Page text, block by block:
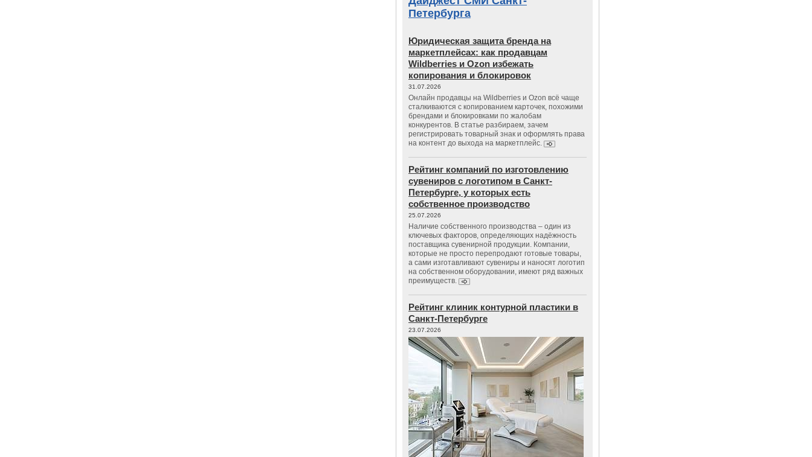
Петербурга
Юридическая защита бренда на
маркетплейсах: как продавцам
Wildberries и Ozon избежать
копирования и блокировок
31.07.2026
Онлайн продавцы на Wildberries и Ozon всё чаще
сталкиваются с копированием карточек, похожими
брендами и блокировками по жалобам
конкурентов. В статье разбираем, зачем
регистрировать товарный знак и оформлять права
на контент до выхода на маркетплейс.
Рейтинг компаний по изготовлению
сувениров с логотипом в Санкт-
Петербурге, у которых есть
собственное производство
25.07.2026
Наличие собственного производства – один из
ключевых факторов, определяющих надёжность
поставщика сувенирной продукции. Компании,
которые не просто перепродают готовые товары,
а сами изготавливают сувениры и наносят логотип
на собственном оборудовании, имеют ряд важных
преимуществ.
Рейтинг клиник контурной пластики в
Санкт-Петербурге
23.07.2026